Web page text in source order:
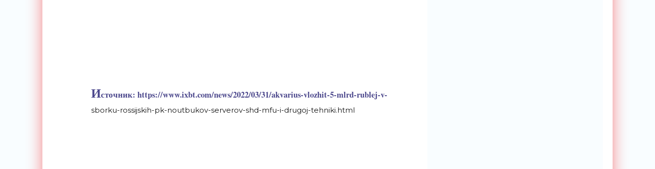
Источник: https://www.ixbt.com/news/2022/03/31/akvarius-vlozhit-5-mlrd-rublej-v-
sborku-rossijskih-pk-noutbukov-serverov-shd-mfu-i-drugoj-tehniki.html